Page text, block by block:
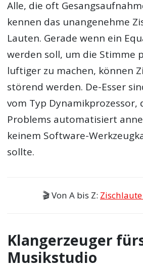
Alle, die oft
kennen das unangenehme
Lauten. Gerade wenn ein
werden soll, um die Stimme
luftiger zu machen, können
störend werden. De-Esser
vom Typ Dynamikprozessor,
Problems automatisiert
keinem Software-
sollte.
🎬 Von A bis Z:
Klangerzeuger
Musikstudio